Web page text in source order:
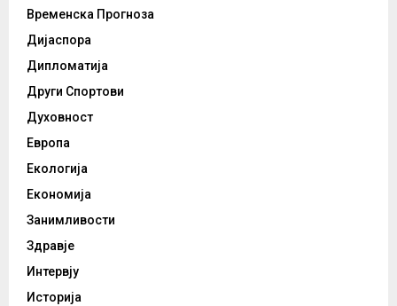
Временска Прогноза
Дијаспора
Дипломатија
Други Спортови
Духовност
Европа
Екологија
Економија
Занимливости
Здравје
Интервју
Историја